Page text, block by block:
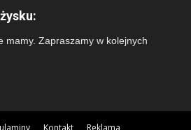
mamy. Zapraszamy w kolejnych
Kontakt Reklama